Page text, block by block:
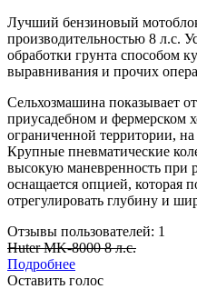
Лучший бензиновый
производительностью 8 л.с.
обработки грунта способом
выравнивания и прочих
Сельхозмашина показывает
приусадебном и фермерском
ограниченной территории,
Крупные пневматические
высокую маневренность при
оснащается опцией, которая
отрегулировать глубину и
Отзывы пользователей: 1
Huter MK-8000 8 л.с.
Подробнее
Оставить голос